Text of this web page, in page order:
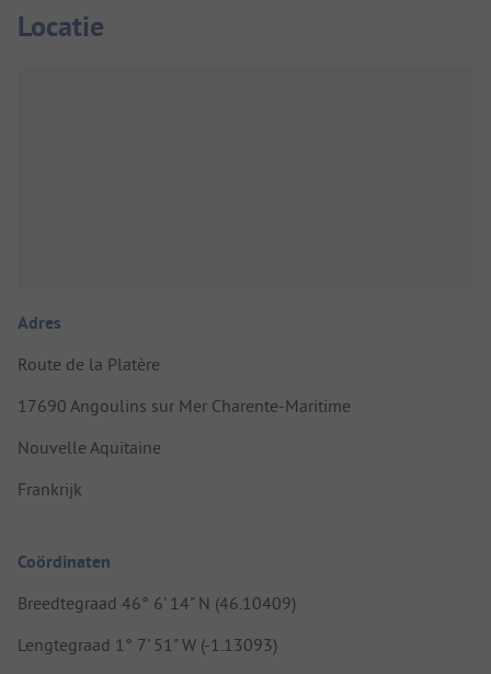
Locatie
Adres
Route de la Platère
17690 Angoulins sur Mer Charente-Maritime
Nouvelle Aquitaine
Frankrijk
Coördinaten
Breedtegraad 46° 6' 14" N (46.10409)
Lengtegraad 1° 7' 51" W (-1.13093)